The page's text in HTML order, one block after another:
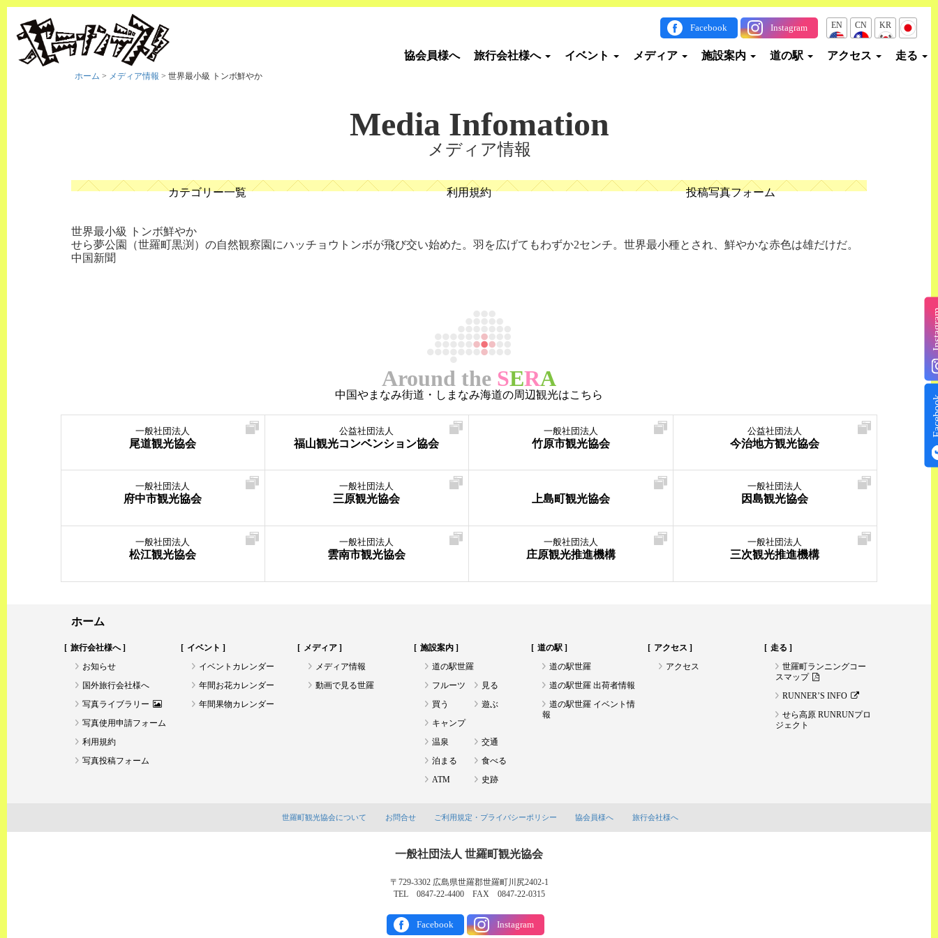
Facebook Instagram EN CN KR JP
協会員様へ 旅行会社様へ イベント メディア 施設案内 道の駅 アクセス 走る
ホーム > メディア情報 > 世界最小級 トンボ鮮やか
Media Infomation
メディア情報
カテゴリー一覧 利用規約 投稿写真フォーム
世界最小級 トンボ鮮やか
せら夢公園（世羅町黒渕）の自然観察園にハッチョウトンボが飛び交い始めた。羽を広げてもわずか2センチ。世界最小種とされ、鮮やかな赤色は雄だけだ。
中国新聞
Around the SERA
中国やまなみ街道・しまなみ海道の周辺観光はこちら
一般社団法人
尾道観光協会
公益社団法人
福山観光コンベンション協会
一般社団法人
竹原市観光協会
公益社団法人
今治地方観光協会
一般社団法人
府中市観光協会
一般社団法人
三原観光協会 上島町観光協会
一般社団法人
因島観光協会
一般社団法人
松江観光協会
一般社団法人
雲南市観光協会
一般社団法人
庄原観光推進機構
一般社団法人
三次観光推進機構
ホーム
旅行会社様へ
お知らせ
国外旅行会社様へ
写真ライブラリー
写真使用申請フォーム
利用規約
写真投稿フォーム
イベント
イベントカレンダー
年間お花カレンダー
年間果物カレンダー
メディア
メディア情報
動画で見る世羅
施設案内
道の駅世羅
フルーツ
見る
買う
遊ぶ
キャンプ
温泉
交通
泊まる
食べる
ATM
史跡
道の駅
道の駅世羅
道の駅世羅 出荷者情報
道の駅世羅 イベント情
報
アクセス
アクセス
走る
世羅町ランニングコー
スマップ
RUNNER’S INFO
せら高原 RUNRUNプロ
ジェクト
世羅町観光協会について お問合せ ご利用規定・プライバシーポリシー 協会員様へ 旅行会社様へ
一般社団法人 世羅町観光協会
〒729-3302 広島県世羅郡世羅町川尻2402-1
TEL 0847-22-4400 FAX 0847-22-0315
Facebook Instagram